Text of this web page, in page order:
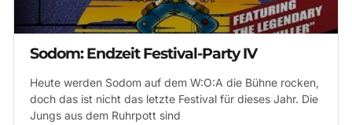
Sodom: Endzeit Festival-Party IV
Heute werden Sodom auf dem W:O:A die Bühne rocken,
doch das ist nicht das letzte Festival für dieses Jahr. Die
Jungs aus dem Ruhrpott sind